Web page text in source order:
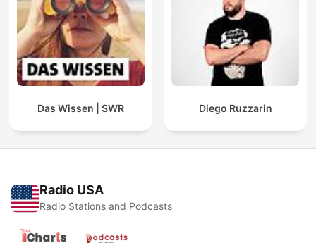
Das Wissen | SWR Diego Ruzzarin
Radio USA
Radio Stations and Podcasts